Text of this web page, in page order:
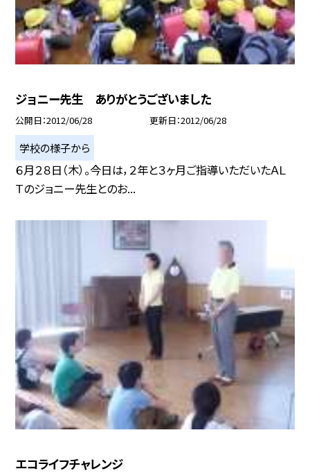
ジョニー先生 ありがとうございました
公開日 2012/06/28 更新日 2012/06/28
学校の様子から
６月２８日（木）。今日は，２年と３ヶ月ご指導いただいたＡＬ
Ｔのジョニー先生とのお...
エコライフチャレンジ